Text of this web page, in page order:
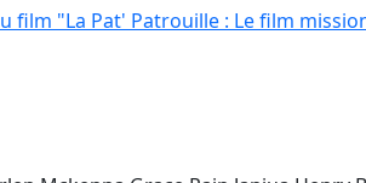
film "La Pat' Patrouille : Le film